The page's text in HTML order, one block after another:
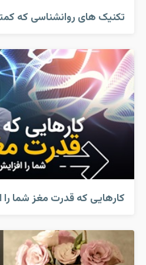
تکنیک های روانشناسی که
کارهایی که قدرت مغز شما